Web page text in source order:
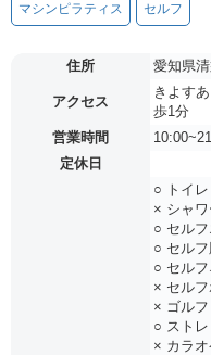
マシンピラティス セルフ
住所 愛知県
アクセス
きよす
歩1分
営業時間
定休日
○ トイレ
× シャワ
○ セル
○ セル
○ セル
× セル
× ゴルフ
○ スト
× カラオ